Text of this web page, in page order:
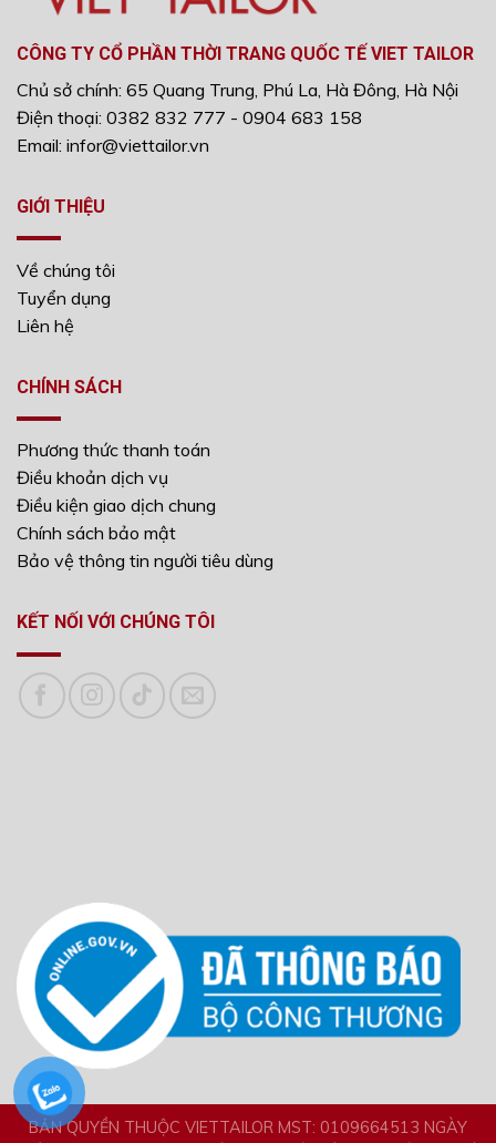
CÔNG TY CỔ PHẦN THỜI TRANG QUỐC TẾ VIET TAILOR
Chủ sở chính: 65 Quang Trung, Phú La, Hà Đông, Hà Nội
Điện thoại: 0382 832 777 - 0904 683 158
Email: infor@viettailor.vn
GIỚI THIỆU
Về chúng tôi
Tuyển dụng
Liên hệ
CHÍNH SÁCH
Phương thức thanh toán
Điều khoản dịch vụ
Điều kiện giao dịch chung
Chính sách bảo mật
Bảo vệ thông tin người tiêu dùng
KẾT NỐI VỚI CHÚNG TÔI
BẢN QUYỀN THUỘC VIETTAILOR MST: 0109664513 NGÀY